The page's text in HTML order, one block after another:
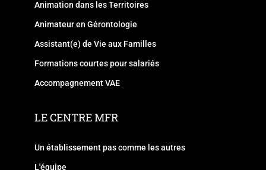
Animation dans les Territoires
Animateur en Gérontologie
Assistant(e) de Vie aux Familles
Formations courtes pour salariés
Accompagnement VAE
LE CENTRE MFR
Un établissement pas comme les autres
L'équipe